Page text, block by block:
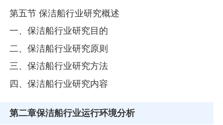
第五节 保洁船行业研究概述
一、保洁船行业研究目的
二、保洁船行业研究原则
三、保洁船行业研究方法
四、保洁船行业研究内容
第二章保洁船行业运行环境分析